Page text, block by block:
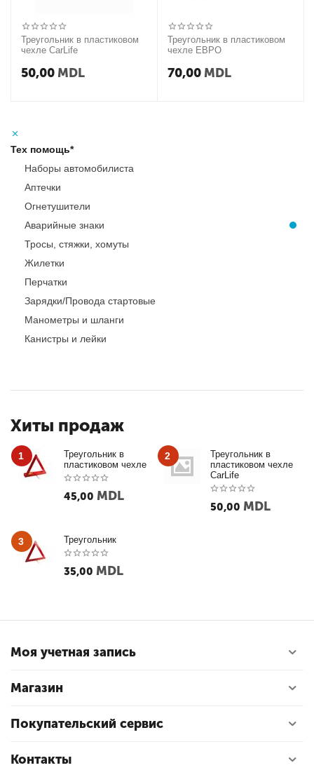
Треугольник в пластиковом
чехле CarLife
50,00 MDL
Треугольник в пластиковом
чехле ЕВРО
70,00 MDL
Тех помощь*
Наборы автомобилиста
Аптечки
Огнетушители
Аварийные знаки
Тросы, стяжки, хомуты
Жилетки
Перчатки
Зарядки/Провода стартовые
Манометры и шланги
Канистры и лейки
Хиты продаж
1
Треугольник в
пластиковом чехле
45,00 MDL
2
Треугольник в
пластиковом чехле
CarLife
50,00 MDL
3 Треугольник
35,00 MDL
Моя учетная запись
Магазин
Покупательский сервис
Контакты